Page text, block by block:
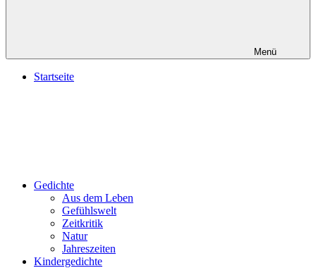
Menü
Startseite
Gedichte
Aus dem Leben
Gefühlswelt
Zeitkritik
Natur
Jahreszeiten
Kindergedichte